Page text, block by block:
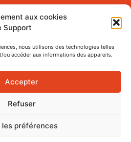
aux cookies
Support
nous utilisons des technologies telles
accéder aux informations des appareils.
Accepter
Refuser
les préférences
de réussite